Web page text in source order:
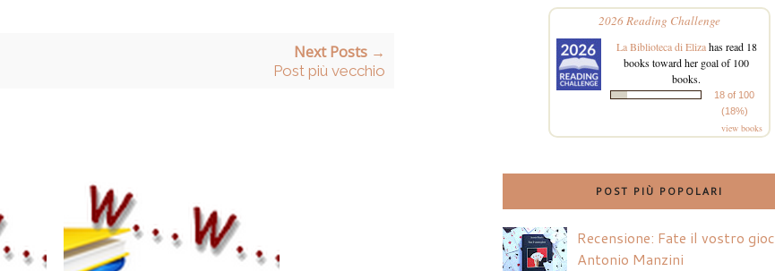
Next Posts →
Post più vecchio
2026 Reading Challenge
La Biblioteca di Elizahas read 18
books toward her goal of 100
books.
18 of 100
(18%)
view books
POST PIÙ POPOLARI
Recensione: Fate il vostro
Antonio Manzini